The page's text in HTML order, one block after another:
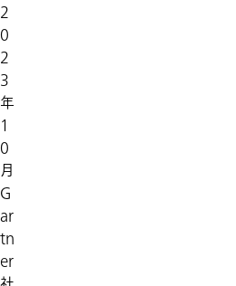
2
0
2
3
年
1
0
月
G
ar
tn
er